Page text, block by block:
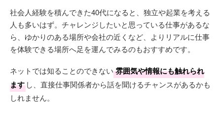
社会人経験を積んできた40代になると、独立や起業を考える
人も多いはず。チャレンジしたいと思っている仕事があるな
ら、ゆかりのある場所や会社の近くなど、よりリアルに仕事
を体験できる場所へ足を運んでみるのもおすすめです。
ネットでは知ることのできない 雰囲気や情報にも触れられ
ます し、直接仕事関係者から話を聞けるチャンスがあるかも
しれません。